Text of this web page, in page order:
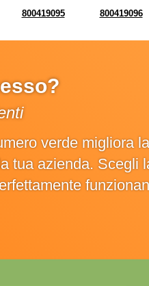
800419095 800419096
verde migliora
tua azienda. Scegli